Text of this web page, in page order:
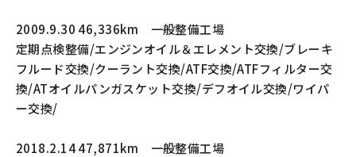
2009.9.30 46,336km 一般整備工場
定期点検整備/エンジンオイル＆エレメント交換/ブレーキ
フルード交換/クーラント交換/ATF交換/ATFフィルター交
換/ATオイルパンガスケット交換/デフオイル交換/ワイパ
ー交換/
2018.2.14 47,871km 一般整備工場